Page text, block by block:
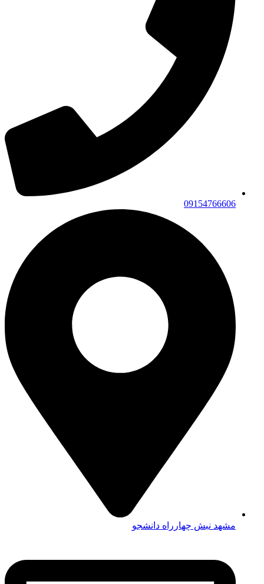
09154766606
مشهد نبش چهارراه دانشجو